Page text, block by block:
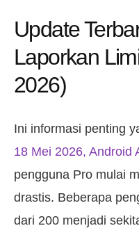
Update
Laporkan
2026)
Ini informasi penting
18 Mei 2026, Android
pengguna Pro mulai
drastis. Beberapa
dari 200 menjadi